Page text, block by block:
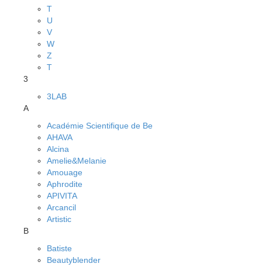
T
U
V
W
Z
Т
3
3LAB
A
Académie Scientifique de Be
AHAVA
Alcina
Amelie&Melanie
Amouage
Aphrodite
APIVITA
Arcancil
Artistic
B
Batiste
Beautyblender